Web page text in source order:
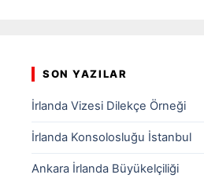
SON YAZILAR
İrlanda Vizesi Dilekçe Örneği
İrlanda Konsolosluğu İstanbul
Ankara İrlanda Büyükelçiliği